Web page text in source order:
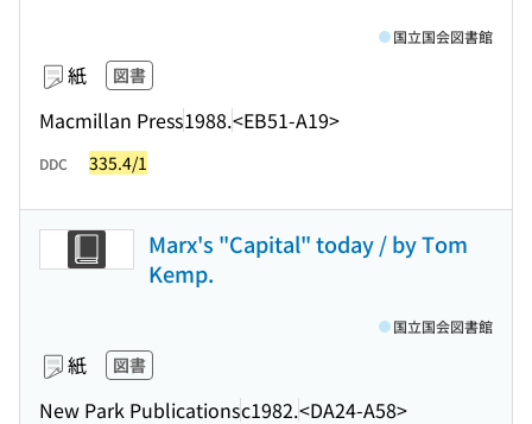
紙 図書
Macmillan Press1988.<EB51-A19>
国立国会図書館
DDC 335.4/1
Marx's "Capital" today / by Tom
Kemp.
紙 図書
New Park Publicationsc1982.<DA24-A58>
国立国会図書館